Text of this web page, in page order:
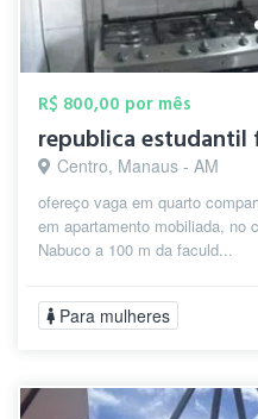
R$ 800,00 por mês
republica estudantil
Centro, Manaus - AM
ofereço vaga em quarto
em apartamento mobiliada, no
Nabuco a 100 m da faculd...
Para mulheres